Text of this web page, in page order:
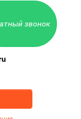
звонок